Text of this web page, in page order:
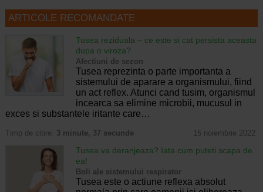
ARTICOLE RECOMANDATE
Tusea reziduala – ce este si cat persista aceasta
dupa o viroza?
Afectiuni de sezon
Tusea reprezinta o parte importanta a
sistemului de aparare a organismului, fiind
un act reflex. Atunci cand tusim, organismul
incearca sa elimine microbii, mucusul in
exces si substantele iritante care…
Timp de citire: 3 minute, 37 secunde 15 noiembrie 2022
Tusea va deranjeaza? Iata cum puteti scapa de
ea!
Boli ale sistemului respirator
Tusea este o actiune reflexa absolut